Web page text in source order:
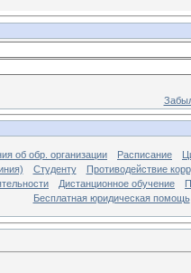
об обр. организации Расписание
Студенту
Противодействие
Дистанционное обучение
Бесплатная юридическая помощь